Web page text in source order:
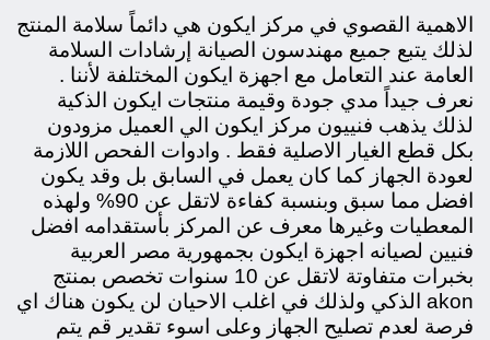
الاهمية القصوي في مركز ايكون هي دائماً سلامة المنتج
لذلك يتبع جميع مهندسون الصيانة إرشادات السلامة
العامة عند التعامل مع اجهزة ايكون المختلفة لأننا .
نعرف جيداً مدي جودة وقيمة منتجات ايكون الذكية
لذلك يذهب فنييون مركز ايكون الي العميل مزودون
بكل قطع الغيار الاصلية فقط . وادوات الفحص اللازمة
لعودة الجهاز كما كان يعمل في السابق بل وقد يكون
افضل مما سبق وبنسبة كفاءة لاتقل عن 90% ولهذه
المعطيات وغيرها معرف عن المركز بأستقدامه افضل
فنيين لصيانه اجهزة ايكون بجمهورية مصر العربية
بخبرات متفاوتة لاتقل عن 10 سنوات تخصص بمنتج
akon الذكي ولذلك في اغلب الاحيان لن يكون هناك اي
فرصة لعدم تصليح الجهاز وعلى اسوء تقدير قم يتم